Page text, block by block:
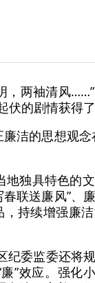
，两袖清风
的剧情获得
洁的思想观
地独具特色的
联送廉风”、
持续增强廉
纪委监委还将
”效应。强化